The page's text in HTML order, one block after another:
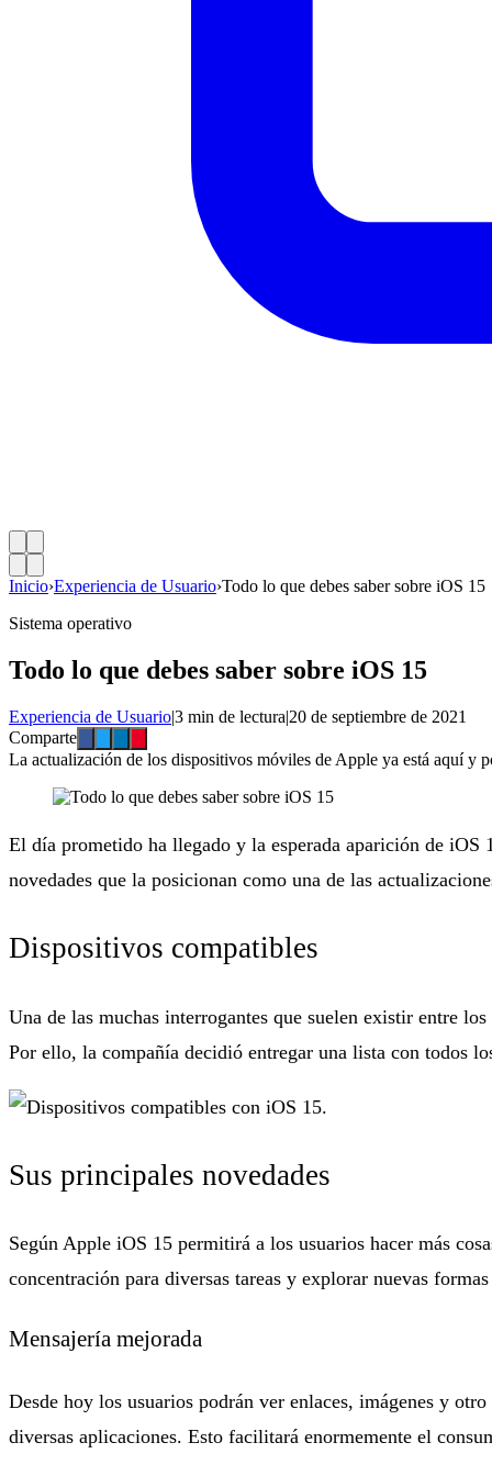
Inicio›Experiencia de Usuario›Todo lo que debes saber sobre iOS 15
Sistema operativo
Todo lo que debes saber sobre iOS 15
Experiencia de Usuario|3 min de lectura|20 de septiembre de 2021
Comparte
La actualización de los dispositivos móviles de Apple ya está aquí y
El día prometido ha llegado y la esperada aparición de
novedades que la posicionan como una de las
Dispositivos compatibles
Una de las muchas interrogantes que suelen existir entre
Por ello, la compañía decidió entregar una lista con todos
Sus principales novedades
Según Apple iOS 15 permitirá a los usuarios hacer más
concentración para diversas tareas y explorar nuevas
Mensajería mejorada
Desde hoy los usuarios podrán ver enlaces, imágenes y
diversas aplicaciones. Esto facilitará enormemente el